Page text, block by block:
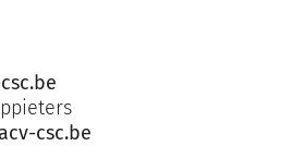
csc.be